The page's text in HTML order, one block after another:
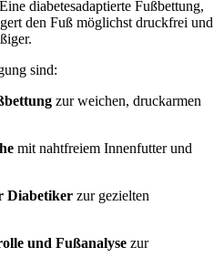
diabetesadaptierte Fußbettung,
den Fuß möglichst druckfrei und
sind:
zur weichen, druckarmen
mit nahtfreiem Innenfutter und
Diabetiker zur gezielten
und Fußanalyse zur